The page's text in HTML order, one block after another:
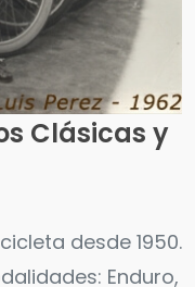
Clásicas y
desde 1950.
Enduro,